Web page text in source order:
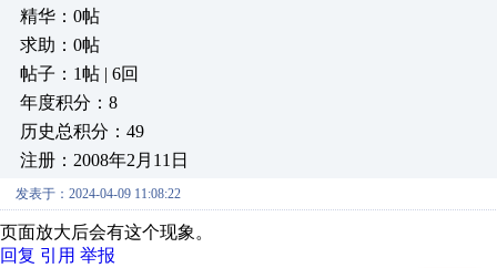
精华：0帖
求助：0帖
帖子：1帖 | 6回
年度积分：8
历史总积分：49
注册：2008年2月11日
发表于：2024-04-09 11:08:22
页面放大后会有这个现象。
回复 引用 举报